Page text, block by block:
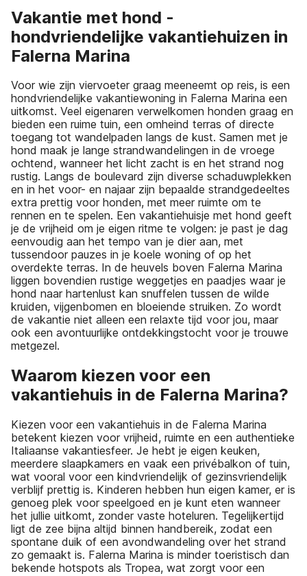
Vakantie met hond -
hondvriendelijke vakantiehuizen in
Falerna Marina
Voor wie zijn viervoeter graag meeneemt op reis, is een
hondvriendelijke vakantiewoning in Falerna Marina een
uitkomst. Veel eigenaren verwelkomen honden graag en
bieden een ruime tuin, een omheind terras of directe
toegang tot wandelpaden langs de kust. Samen met je
hond maak je lange strandwandelingen in de vroege
ochtend, wanneer het licht zacht is en het strand nog
rustig. Langs de boulevard zijn diverse schaduwplekken
en in het voor- en najaar zijn bepaalde strandgedeeltes
extra prettig voor honden, met meer ruimte om te
rennen en te spelen. Een vakantiehuisje met hond geeft
je de vrijheid om je eigen ritme te volgen: je past je dag
eenvoudig aan het tempo van je dier aan, met
tussendoor pauzes in je koele woning of op het
overdekte terras. In de heuvels boven Falerna Marina
liggen bovendien rustige weggetjes en paadjes waar je
hond naar hartenlust kan snuffelen tussen de wilde
kruiden, vijgenbomen en bloeiende struiken. Zo wordt
de vakantie niet alleen een relaxte tijd voor jou, maar
ook een avontuurlijke ontdekkingstocht voor je trouwe
metgezel.
Waarom kiezen voor een
vakantiehuis in de Falerna Marina?
Kiezen voor een vakantiehuis in de Falerna Marina
betekent kiezen voor vrijheid, ruimte en een authentieke
Italiaanse vakantiesfeer. Je hebt je eigen keuken,
meerdere slaapkamers en vaak een privébalkon of tuin,
wat vooral voor een kindvriendelijk of gezinsvriendelijk
verblijf prettig is. Kinderen hebben hun eigen kamer, er is
genoeg plek voor speelgoed en je kunt eten wanneer
het jullie uitkomt, zonder vaste hoteluren. Tegelijkertijd
ligt de zee bijna altijd binnen handbereik, zodat een
spontane duik of een avondwandeling over het strand
zo gemaakt is. Falerna Marina is minder toeristisch dan
bekende hotspots als Tropea, wat zorgt voor een